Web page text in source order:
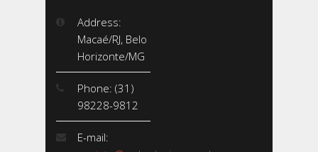
Address:
Macaé/RJ, Belo
Horizonte/MG
Phone: (31)
98228-9812
E-mail: